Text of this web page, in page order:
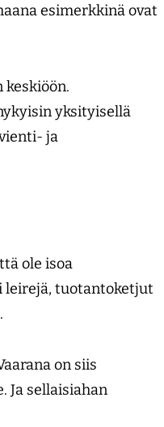
esimerkkinä ovat
yksityisellä
ja
ole isoa
leirejä, tuotantoketjut
on siis
Ja sellaisiahan